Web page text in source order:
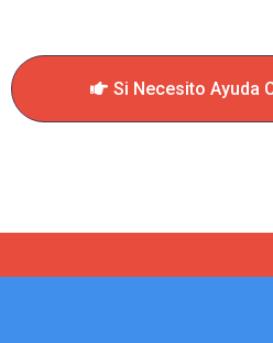
Si Necesito Ayuda